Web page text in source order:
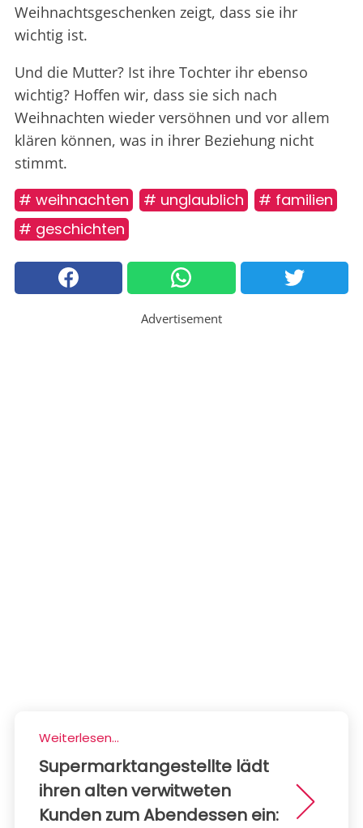
Weihnachtsgeschenken zeigt, dass sie ihr
wichtig ist.
Und die Mutter? Ist ihre Tochter ihr ebenso
wichtig? Hoffen wir, dass sie sich nach
Weihnachten wieder versöhnen und vor allem
klären können, was in ihrer Beziehung nicht
stimmt.
# weihnachten # unglaublich
# familien
# geschichten
Advertisement
Weiterlesen...
Supermarktangestellte lädt
ihren alten verwitweten
Kunden zum Abendessen ein: